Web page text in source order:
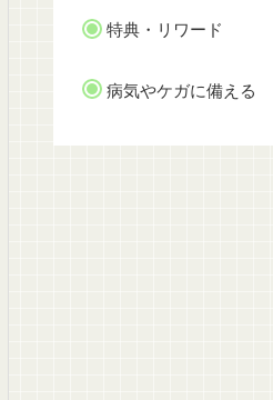
特典・リワード
病気やケガに備える